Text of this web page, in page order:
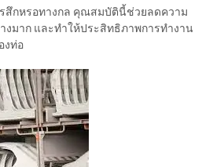
สึกหรอทางกล คุณสมบัตินี้ช่วยลดความ
งมาก และทำให้ประสิทธิภาพการทำงาน
งท่อ